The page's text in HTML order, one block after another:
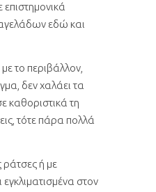
εδώ και
το περιβάλλον,
δεν χαλάει τα
καθοριστικά τη
τότε πάρα πολλά
ράτσες ή με
στον